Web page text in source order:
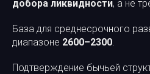
добора ликвидности, а не
База для среднесрочного
диапазоне 2600–2300
Подтверждение бычьей